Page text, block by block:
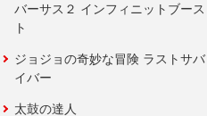
バーサス２ インフィニットブース
ト
ジョジョの奇妙な冒険 ラストサバ
イバー
太鼓の達人